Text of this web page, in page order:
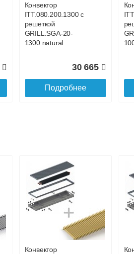
Конвектор
ITT.080.200.1300 с
решеткой
GRILL.SGA-20-
1300 natural
30 665
Подробнее
Конвектор
ITT.080.200.1100 с
GRILL.SGA-20-
Конвектор